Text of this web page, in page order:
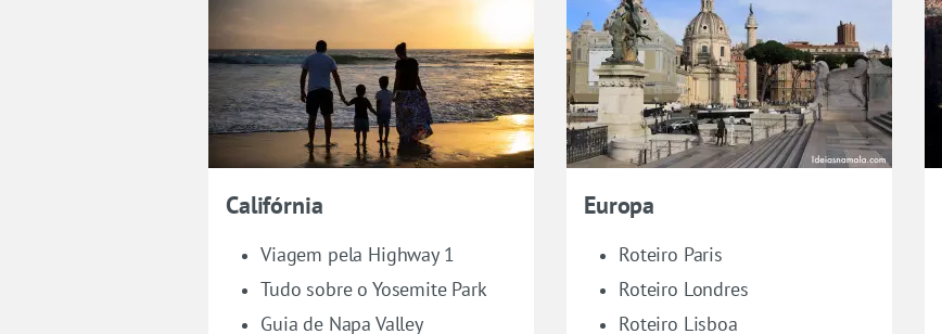
Califórnia
Viagem pela Highway 1
Tudo sobre o Yosemite Park
Guia de Napa Valley
Europa
Roteiro Paris
Roteiro Londres
Roteiro Lisboa